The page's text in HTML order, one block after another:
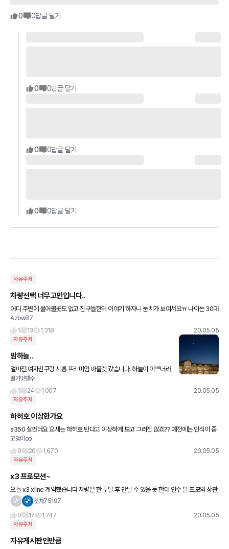
0 0답글 달기
0 0답글 달기
0 0답글 달기
0 0답글 달기
자유주제
차량선택 너무고민입니다..
어디 주변에 물어볼곳도 없고 친구들한테 이야기 하자니 눈치가 보여서요ㅠ 나이는 30대
중반이고 월수입은 완전 고정은 아니고 근 일년 조금넘게 1500만 원 되거나 조금넘거나
하는것 같습니다. 매출은
Azbw87
1
13 1,318 20.05.05
자유주제
밤하늘..
얼마전 여자친구랑 시흥 프리미엄 아울렛 갔습니다. 하늘이 이쁘더라
구요 ㅎㅎ 파주랑 조금 햇갈리긴하는데 명품 살만합니다... (구찌 발
렌시아가 보테가 등..) 한번 가셔서 구경하고 오세요...^^
딸기맛펭수
1
24 1,007 20.05.05
자유주제
하허호 이상한가요
s350 살껀데요 요새는 하허호 탄다고 이상하게 보고 그러진 않죠?? 예전에는 인식이 좀
안좋안던듯 해서요
고양이oo
0
20 1,670 20.05.05
자유주제
x3 프로모션~
오늘 x3 xline 계약했습니다 차량은 한 두달 후 만날 수 있을 듯 한데 인수 달 프모와 상관
없이 고정 580프모 받았습니다 괜찮은 건가요?? 그리고 통상 블랙박스, 선팅, 하이패스
겟차75197
0
17 1,747 20.05.05
자유주제
자유게시판인만큼